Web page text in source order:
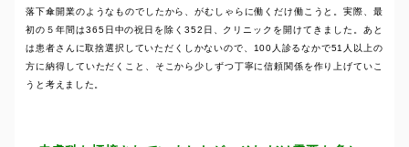
落下傘開業のようなものでしたから、がむしゃらに働くだけ働こうと。実際、最
初の５年間は365日中の祝日を除く352日、クリニックを開けてきました。あと
は患者さんに取捨選択していただくしかないので、100人診るなかで51人以上の
方に納得していただくこと、そこから少しずつ丁寧に信頼関係を作り上げていこ
うと考えました。